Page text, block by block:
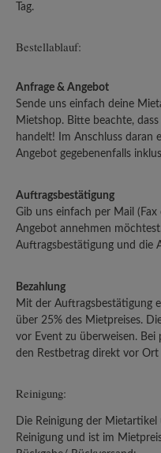
Tag.
Bestellablauf:
Anfrage & Angebot
Sende uns einfach deine
Mietshop. Bitte beachte,
handelt! Im Anschluss daran
Angebot gegebenenfalls
Auftragsbestätigung
Gib uns einfach per Mail
Angebot annehmen
Auftragsbestätigung und die
Bezahlung
Mit der Auftragsbestätigung
über 25% des Mietpreises.
vor Event zu überweisen.
den Restbetrag direkt vor Ort
Reinigung:
Die Reinigung der
Reinigung und ist im